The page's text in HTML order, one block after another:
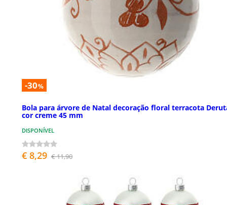
-30%
Bola para árvore de Natal decoração floral terracota
cor creme 45 mm
DISPONÍVEL
€ 8,29 € 11,90